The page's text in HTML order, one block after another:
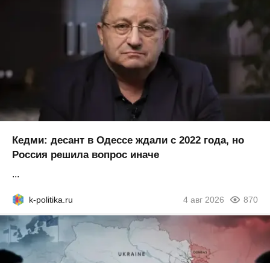
Кедми: десант в Одессе ждали с 2022 года, но
Россия решила вопрос иначе
...
k-politika.ru 4 авг 2026 870